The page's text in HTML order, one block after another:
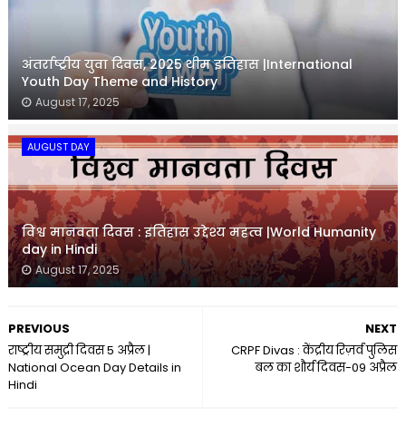
अंतर्राष्ट्रीय युवा दिवस, 2025 थीम इतिहास |International
Youth Day Theme and History
August 17, 2025
AUGUST DAY
विश्व मानवता दिवस : इतिहास उद्देश्य महत्व |World Humanity
day in Hindi
August 17, 2025
NEXT
CRPF Divas : केंद्रीय रिज़र्व पुलिस
बल का शौर्य दिवस-09 अप्रैल
PREVIOUS
राष्ट्रीय समुद्री दिवस 5 अप्रैल |
National Ocean Day Details in
Hindi